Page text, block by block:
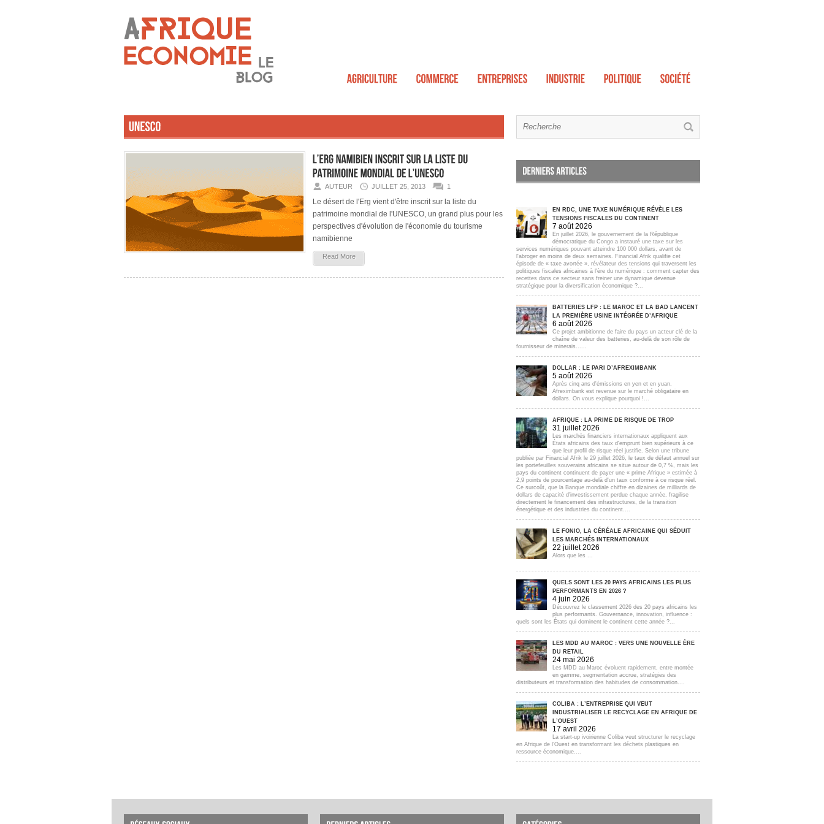
AUTEUR JUILLET 25, 2013 1
Le désert de l'Erg vient d'être inscrit sur la liste du
patrimoine mondial de l'UNESCO, un grand plus pour les
perspectives d'évolution de l'économie du tourisme
namibienne
Read More
EN RDC, UNE TAXE NUMÉRIQUE RÉVÈLE LES
TENSIONS FISCALES DU CONTINENT
7 août 2026
En juillet 2026, le gouvernement de la République
démocratique du Congo a instauré une taxe sur les
services numériques pouvant atteindre 100 000 dollars, avant de
l'abroger en moins de deux semaines. Financial Afrik qualifie cet
épisode de « taxe avortée », révélateur des tensions qui traversent les
politiques fiscales africaines à l'ère du numérique : comment capter des
recettes dans ce secteur sans freiner une dynamique devenue
stratégique pour la diversification économique ?...
BATTERIES LFP : LE MAROC ET LA BAD LANCENT
LA PREMIÈRE USINE INTÉGRÉE D’AFRIQUE
6 août 2026
Ce projet ambitionne de faire du pays un acteur clé de la
chaîne de valeur des batteries, au-delà de son rôle de
fournisseur de minerais......
DOLLAR : LE PARI D’AFREXIMBANK
5 août 2026
Après cinq ans d'émissions en yen et en yuan,
Afreximbank est revenue sur le marché obligataire en
dollars. On vous explique pourquoi !...
AFRIQUE : LA PRIME DE RISQUE DE TROP
31 juillet 2026
Les marchés financiers internationaux appliquent aux
États africains des taux d'emprunt bien supérieurs à ce
que leur profil de risque réel justifie. Selon une tribune
publiée par Financial Afrik le 29 juillet 2026, le taux de défaut annuel sur
les portefeuilles souverains africains se situe autour de 0,7 %, mais les
pays du continent continuent de payer une « prime Afrique » estimée à
2,9 points de pourcentage au-delà d'un taux conforme à ce risque réel.
Ce surcoût, que la Banque mondiale chiffre en dizaines de milliards de
dollars de capacité d'investissement perdue chaque année, fragilise
directement le financement des infrastructures, de la transition
énergétique et des industries du continent....
LE FONIO, LA CÉRÉALE AFRICAINE QUI SÉDUIT
LES MARCHÉS INTERNATIONAUX
22 juillet 2026
Alors que les ...
QUELS SONT LES 20 PAYS AFRICAINS LES PLUS
PERFORMANTS EN 2026 ?
4 juin 2026
Découvrez le classement 2026 des 20 pays africains les
plus performants. Gouvernance, innovation, influence :
quels sont les États qui dominent le continent cette année ?...
LES MDD AU MAROC : VERS UNE NOUVELLE ÈRE
DU RETAIL
24 mai 2026
Les MDD au Maroc évoluent rapidement, entre montée
en gamme, segmentation accrue, stratégies des
distributeurs et transformation des habitudes de consommation....
COLIBA : L’ENTREPRISE QUI VEUT
INDUSTRIALISER LE RECYCLAGE EN AFRIQUE DE
L’OUEST
17 avril 2026
La start-up ivoirienne Coliba veut structurer le recyclage
en Afrique de l’Ouest en transformant les déchets plastiques en
ressource économique....